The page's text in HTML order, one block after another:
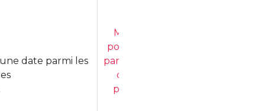
date parmi les
M'abonner
pour recevoir
par courriel les
dates des
prochaines